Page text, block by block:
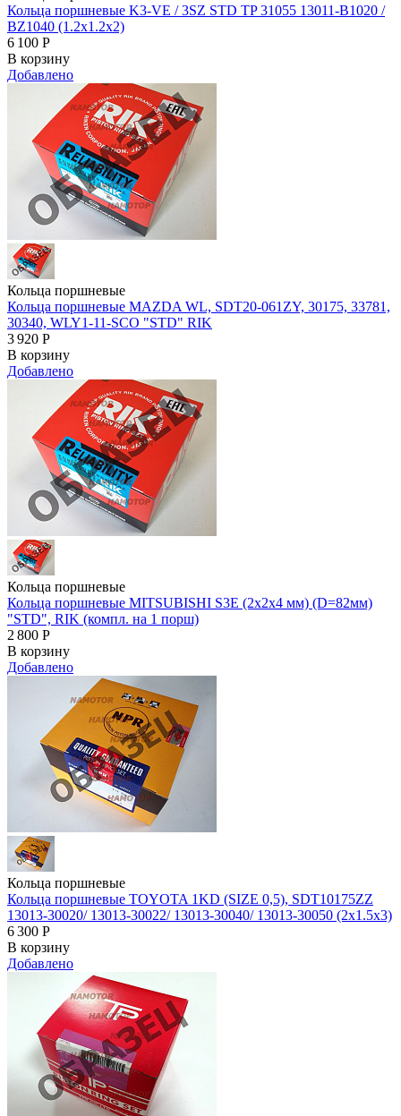
Кольца поршневые K3-VE / 3SZ STD TP 31055 13011-B1020 /
BZ1040 (1.2x1.2x2)
6 100 Р
В корзину
Добавлено
Кольца поршневые
Кольца поршневые MAZDA WL, SDT20-061ZY, 30175, 33781,
30340, WLY1-11-SCO "STD" RIK
3 920 Р
В корзину
Добавлено
Кольца поршневые
Кольца поршневые MITSUBISHI S3E (2x2x4 мм) (D=82мм)
"STD", RIK (компл. на 1 порш)
2 800 Р
В корзину
Добавлено
Кольца поршневые
Кольца поршневые TOYOTA 1KD (SIZE 0,5), SDT10175ZZ
13013-30020/ 13013-30022/ 13013-30040/ 13013-30050 (2x1.5x3)
6 300 Р
В корзину
Добавлено